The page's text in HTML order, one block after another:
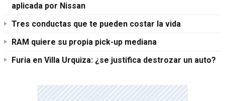
aplicada por Nissan
Tres conductas que te pueden costar la vida
RAM quiere su propia pick-up mediana
Furia en Villa Urquiza: ¿se justifica destrozar un auto?